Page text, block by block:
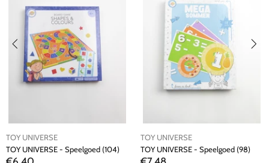
TOY UNIVERSE
TOY UNIVERSE - Speelgoed (104)
TOY UNIVERSE
TOY UNIVERSE - Speelgoed (98)